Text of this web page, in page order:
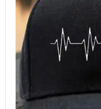
KIKKERTER
BRUGT UDSTYR
BATTERIER